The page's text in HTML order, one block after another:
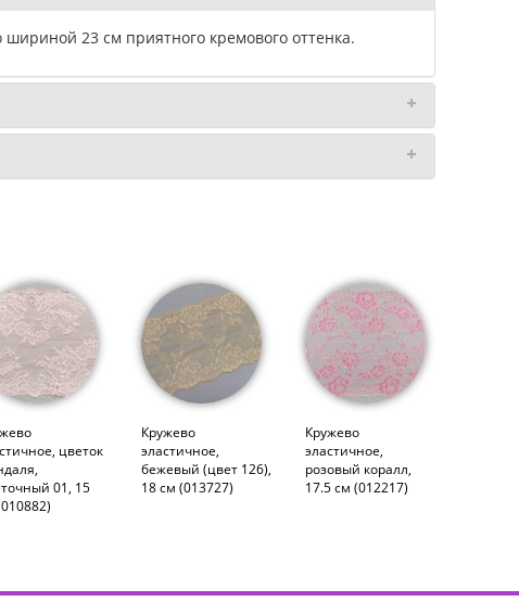
23 см приятного кремового оттенка.
цветок
01, 15
Кружево
эластичное,
бежевый (цвет 126),
18 см (013727)
Кружево
эластичное,
розовый коралл,
17.5 см (012217)